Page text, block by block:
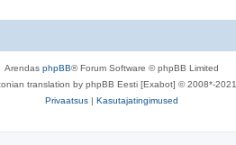
Arendas phpBB® Forum Software © phpBB Limited
translation by phpBB Eesti [Exabot] © 2008*-2021
Privaatsus | Kasutajatingimused